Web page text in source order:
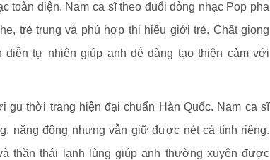
toàn diện. Nam ca sĩ theo đuổi dòng nhạc Pop pha
trẻ trung và phù hợp thị hiếu giới trẻ. Chất giọng
diễn tự nhiên giúp anh dễ dàng tạo thiện cảm với
gu thời trang hiện đại chuẩn Hàn Quốc. Nam ca sĩ
năng động nhưng vẫn giữ được nét cá tính riêng.
thần thái lạnh lùng giúp anh thường xuyên được